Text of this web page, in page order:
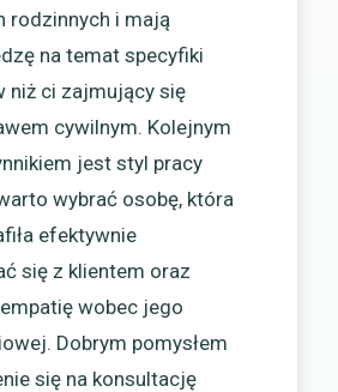
rodzinnych i mają
na temat specyfiki
niż ci zajmujący się
cywilnym. Kolejnym
jest styl pracy
wybrać osobę, która
efektywnie
się z klientem oraz
wobec jego
Dobrym pomysłem
się na konsultację